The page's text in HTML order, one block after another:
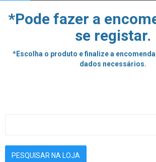
*Pode fazer a
se registar.
*Escolha o produto e finalize a
dados necessários.